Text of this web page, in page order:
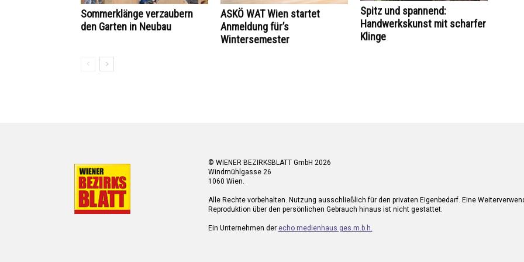
Sommerklänge verzaubern
den Garten in Neubau
ASKÖ WAT Wien startet
Anmeldung für’s
Wintersemester
Spitz und spannend:
Handwerkskunst mit scharfer
Klinge
© WIENER BEZIRKSBLATT GmbH 2026
Windmühlgasse 26
1060 Wien.
Alle Rechte vorbehalten. Nutzung ausschließlich für den privaten Eigenbedarf. Eine
Reproduktion über den persönlichen Gebrauch hinaus ist nicht gestattet.
Ein Unternehmen der echo medienhaus ges.m.b.h.